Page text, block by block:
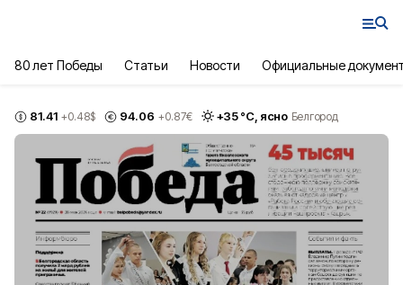
80 лет Победы Статьи Новости Официальные
81.41 +0.48$ 94.06 +0.87€ +35°С, ясно Белгород